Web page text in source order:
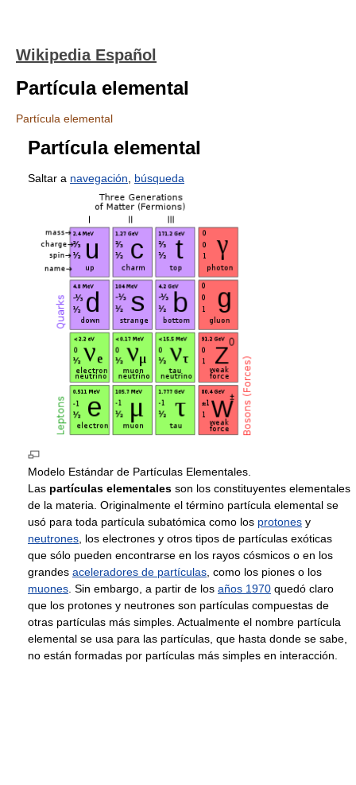
Wikipedia Español
Partícula elemental
Partícula elemental
Partícula elemental
Saltar a navegación búsqueda
Modelo Estándar de Partículas Elementales.
Las partículas elementales son los constituyentes elementales
de la materia. Originalmente el término partícula elemental se
usó para toda partícula subatómica como los protones y
neutrones , los electrones y otros tipos de partículas exóticas
que sólo pueden encontrarse en los rayos cósmicos o en los
grandes aceleradores de partículas , como los piones o los
muones . Sin embargo, a partir de los años 1970 quedó claro
que los protones y neutrones son partículas compuestas de
otras partículas más simples. Actualmente el nombre partícula
elemental se usa para las partículas, que hasta donde se sabe,
no están formadas por partículas más simples en interacción.